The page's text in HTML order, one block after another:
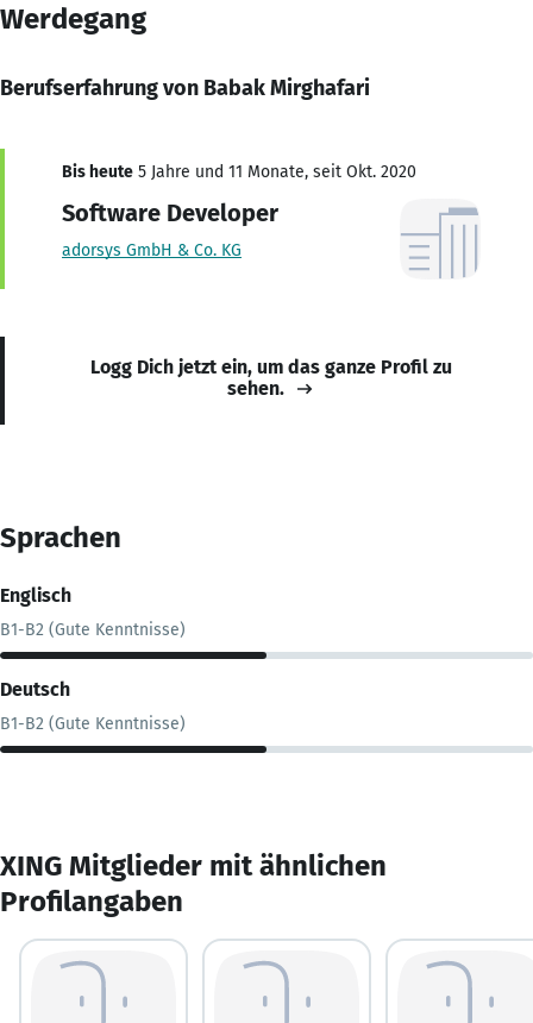
Werdegang
Berufserfahrung von Babak Mirghafari
Bis heute 5 Jahre und 11 Monate, seit Okt. 2020
Software Developer
adorsys GmbH & Co. KG
Logg Dich jetzt ein, um das ganze Profil zu
sehen.
Sprachen
Englisch
B1-B2 (Gute Kenntnisse)
Deutsch
B1-B2 (Gute Kenntnisse)
XING Mitglieder mit ähnlichen
Profilangaben